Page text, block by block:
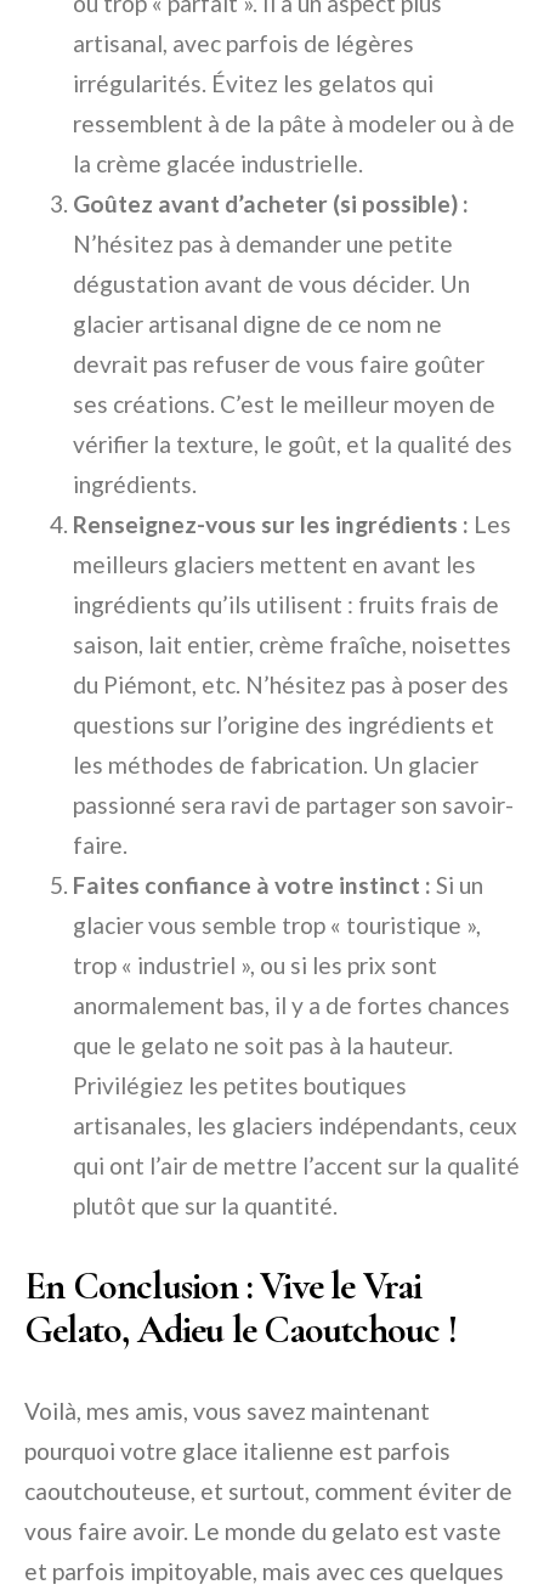
artisanal, avec parfois de légères
irrégularités. Évitez les gelatos qui
ressemblent à de la pâte à modeler ou à de
la crème glacée industrielle.
Goûtez avant d’acheter (si possible) :
N’hésitez pas à demander une petite
dégustation avant de vous décider. Un
glacier artisanal digne de ce nom ne
devrait pas refuser de vous faire goûter
ses créations. C’est le meilleur moyen de
vérifier la texture, le goût, et la qualité des
ingrédients.
Renseignez-vous sur les ingrédients : Les
meilleurs glaciers mettent en avant les
ingrédients qu’ils utilisent : fruits frais de
saison, lait entier, crème fraîche, noisettes
du Piémont, etc. N’hésitez pas à poser des
questions sur l’origine des ingrédients et
les méthodes de fabrication. Un glacier
passionné sera ravi de partager son savoir-
faire.
Faites confiance à votre instinct : Si un
glacier vous semble trop « touristique »,
trop « industriel », ou si les prix sont
anormalement bas, il y a de fortes chances
que le gelato ne soit pas à la hauteur.
Privilégiez les petites boutiques
artisanales, les glaciers indépendants, ceux
qui ont l’air de mettre l’accent sur la qualité
plutôt que sur la quantité.
En Conclusion : Vive le Vrai
Gelato, Adieu le Caoutchouc !
Voilà, mes amis, vous savez maintenant
pourquoi votre glace italienne est parfois
caoutchouteuse, et surtout, comment éviter de
vous faire avoir. Le monde du gelato est vaste
et parfois impitoyable, mais avec ces quelques